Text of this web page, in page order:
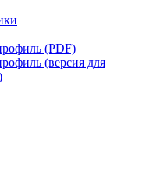
(PDF)
(версия для